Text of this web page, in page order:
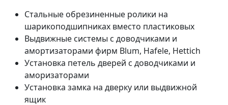
Стальные обрезиненные ролики на
шарикоподшипниках вместо пластиковых
Выдвижные системы с доводчиками и
амортизаторами фирм Blum, Hafele, Hettich
Установка петель дверей с доводчиками и
аморизаторами
Установка замка на дверку или выдвижной
ящик